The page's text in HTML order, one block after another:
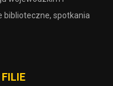
biblioteczne, spotkania